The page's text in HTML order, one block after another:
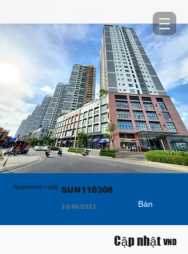
Apartment code SUN110308
23/06/2021 Bán
VND
Cập nhật